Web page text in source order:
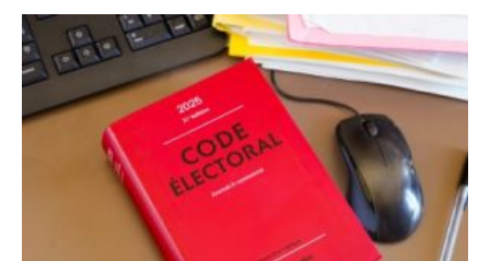
de
Bougival
au
Journal
Exécution
provisoire
d’une
peine
d’inéligibilité